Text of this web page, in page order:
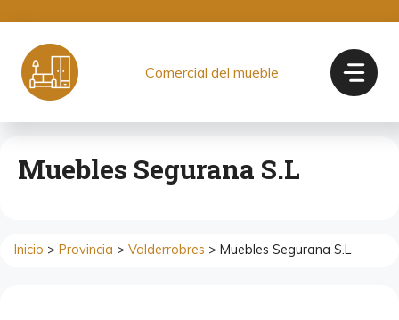
contenido
Comercial del mueble
Muebles Segurana S.L
Inicio > Provincia > Valderrobres > Muebles Segurana S.L